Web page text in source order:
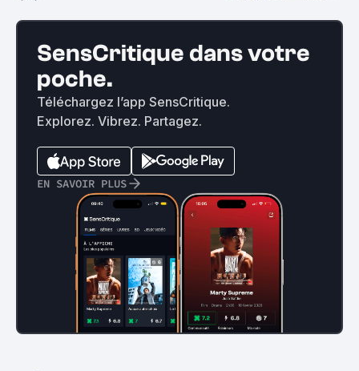
SensCritique dans votre
poche.
Téléchargez l’app SensCritique.
Explorez. Vibrez. Partagez.
EN SAVOIR PLUS